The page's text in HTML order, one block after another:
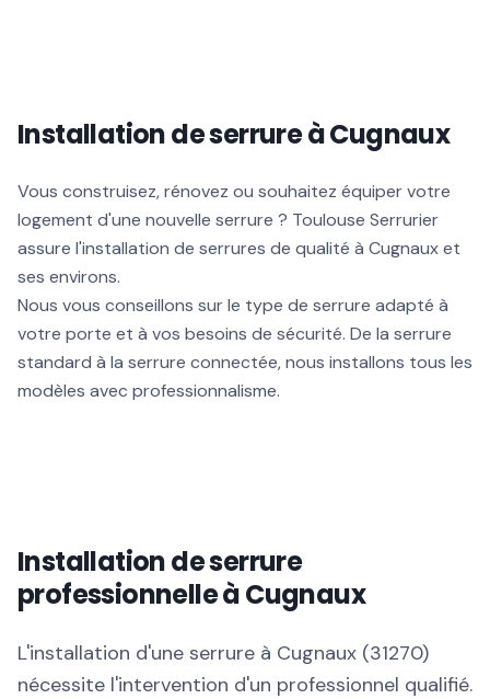
Installation de serrure à Cugnaux
Vous construisez, rénovez ou souhaitez équiper votre
logement d'une nouvelle serrure ? Toulouse Serrurier
assure l'installation de serrures de qualité à Cugnaux et
ses environs.
Nous vous conseillons sur le type de serrure adapté à
votre porte et à vos besoins de sécurité. De la serrure
standard à la serrure connectée, nous installons tous les
modèles avec professionnalisme.
Installation de serrure
professionnelle à Cugnaux
L'installation d'une serrure à Cugnaux (31270)
nécessite l'intervention d'un professionnel qualifié.